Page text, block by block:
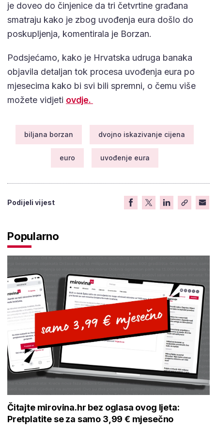
je doveo do činjenice da tri četvrtine građana
smatraju kako je zbog uvođenja eura došlo do
poskupljenja, komentirala je Borzan.
Podsjećamo, kako je Hrvatska udruga banaka
objavila detaljan tok procesa uvođenja eura po
mjesecima kako bi svi bili spremni, o čemu više
možete vidjeti ovdje.
biljana borzan dvojno iskazivanje cijena
euro uvođenje eura
Podijeli vijest
Popularno
Čitajte mirovina.hr bez oglasa ovog ljeta:
Pretplatite se za samo 3,99 € mjesečno